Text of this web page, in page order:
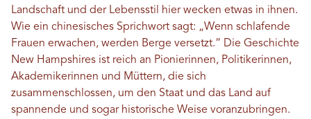
Landschaft und der Lebensstil hier wecken etwas in ihnen.
Wie ein chinesisches Sprichwort sagt: „Wenn schlafende
Frauen erwachen, werden Berge versetzt.“ Die Geschichte
New Hampshires ist reich an Pionierinnen, Politikerinnen,
Akademikerinnen und Müttern, die sich
zusammenschlossen, um den Staat und das Land auf
spannende und sogar historische Weise voranzubringen.